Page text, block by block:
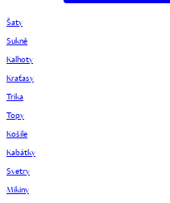
Šaty
Sukně
Kalhoty
Kraťasy
Trika
Topy
Košile
Kabátky
Svetry
Mikiny